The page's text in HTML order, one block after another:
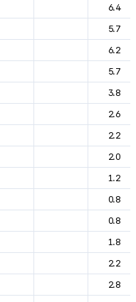
6.4
5.7
6.2
5.7
3.8
2.6
2.2
2.0
1.2
0.8
0.8
1.8
2.2
2.8